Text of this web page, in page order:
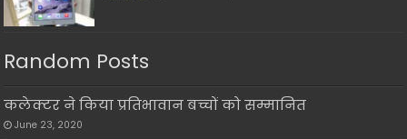
Random Posts
कलेक्टर ने किया प्रतिभावान बच्चों को सम्मानित
June 23, 2020